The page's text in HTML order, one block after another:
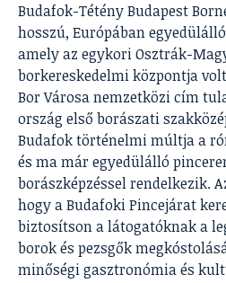
Budafok-Tétény Budapest
hosszú, Európában
amely az egykori Osztrák-
borkereskedelmi központja
Bor Városa nemzetközi cím
ország első borászati
Budafok történelmi múltja a
és ma már egyedülálló
borászképzéssel rendelkezik.
hogy a Budafoki Pincejárat
biztosítson a látogatóknak a
borok és pezsgők
minőségi gasztronómia és